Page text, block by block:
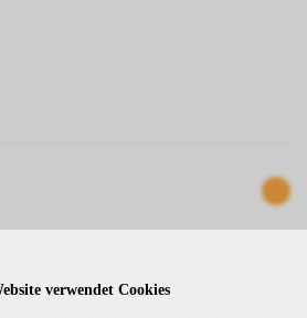
verwendet Cookies